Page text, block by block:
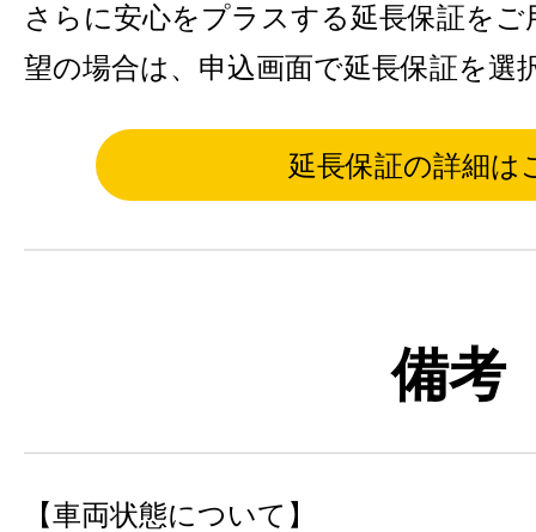
さらに安心をプラスする延長保証を
望の場合は、申込画面で延長保証を選
延長保証の詳細は
備考
【車両状態について】